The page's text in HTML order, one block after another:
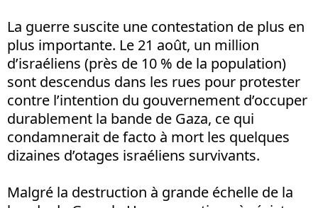
La guerre suscite une contestation de plus en
plus importante. Le 21 août, un million
d’israéliens (près de 10 % de la population)
sont descendus dans les rues pour protester
contre l’intention du gouvernement d’occuper
durablement la bande de Gaza, ce qui
condamnerait de facto à mort les quelques
dizaines d’otages israéliens survivants.
Malgré la destruction à grande échelle de la